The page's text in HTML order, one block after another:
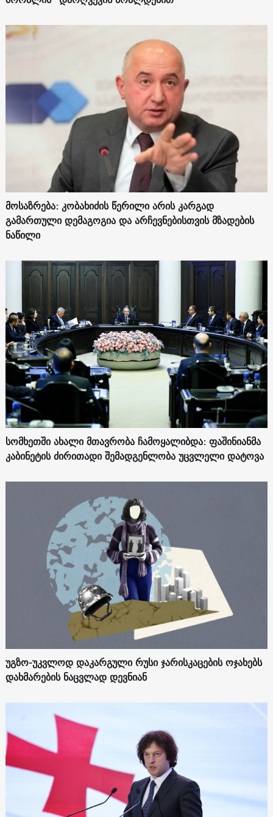
მოსაზრება: კობახიძის წერილი არის კარგად
გამართული დემაგოგია და არჩევნებისთვის მზადების
ნაწილი
სომხეთში ახალი მთავრობა ჩამოყალიბდა: ფაშინიანმა
კაბინეტის ძირითადი შემადგენლობა უცვლელი დატოვა
უგზო-უკვლოდ დაკარგული რუსი ჯარისკაცების ოჯახებს
დახმარების ნაცვლად დევნიან